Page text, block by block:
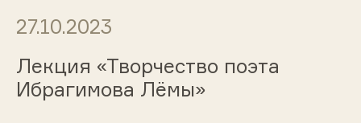
27.10.2023
Лекция «Творчество поэта
Ибрагимова Лёмы»